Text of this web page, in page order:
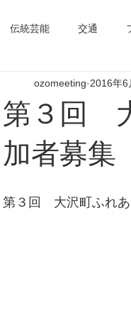
伝統芸能 交通
第３回
加者募集
ozomeeting 2016年6
第３回　大沢町ふれ